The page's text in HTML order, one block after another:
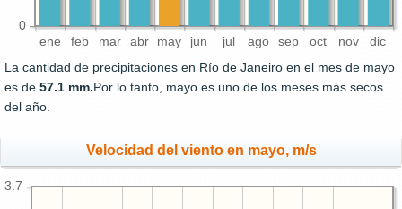
ene feb mar abr may jun jul ago sep oct nov dic
0
La cantidad de precipitaciones en Río de Janeiro en el mes de mayo
es de 57.1 mm.Por lo tanto, mayo es uno de los meses más secos
del año.
Velocidad del viento en mayo, m/s
3.7